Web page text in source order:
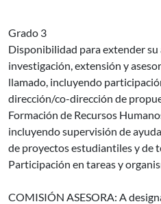
Grado 3
Disponibilidad para extender
investigación, extensión y
llamado, incluyendo
dirección/co-dirección de
Formación de Recursos
incluyendo supervisión de
de proyectos estudiantiles y de
Participación en tareas y
COMISIÓN ASESORA: A